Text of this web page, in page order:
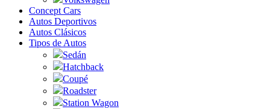
Concept Cars
Autos Deportivos
Autos Clásicos
Tipos de Autos
Sedán
Hatchback
Coupé
Roadster
Station Wagon